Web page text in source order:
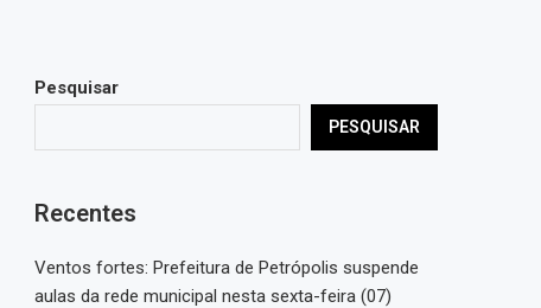
Pesquisar
PESQUISAR
Recentes
Ventos fortes: Prefeitura de Petrópolis suspende
aulas da rede municipal nesta sexta-feira (07)